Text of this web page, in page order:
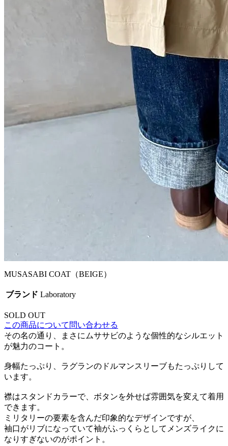
MUSASABI COAT（BEIGE）
ブランド Laboratory
SOLD OUT
この商品について問い合わせる
その名の通り、まさにムササビのような個性的なシルエット
が魅力のコート。
身幅たっぷり、ラグランのドルマンスリーブもたっぷりして
います。
襟はスタンドカラーで、ボタンを外せば雰囲気を変えて着用
できます。
ミリタリーの要素を含んだ印象的なデザインですが、
袖口がリブになっていて袖がふっくらとしてメンズライクに
なりすぎないのがポイント。